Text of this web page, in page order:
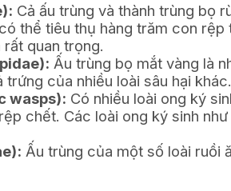
Cả ấu trùng và thành trùng bọ
thể tiêu thụ hàng trăm con
quan trọng.
Ấu trùng bọ mắt vàng là
của nhiều loài sâu hại
wasps): Có nhiều loài ong ký
chết. Các loài ong ký sinh như
Ấu trùng của một số loài ruồi